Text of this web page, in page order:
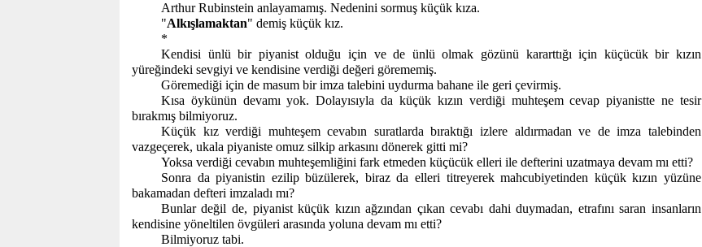
Arthur Rubinstein anlayamamış. Nedenini sormuş küçük kıza.
"Alkışlamaktan" demiş küçük kız.
*
Kendisi ünlü bir piyanist olduğu için ve de ünlü olmak gözünü kararttığı için küçücük bir kızın
yüreğindeki sevgiyi ve kendisine verdiği değeri görememiş.
Göremediği için de masum bir imza talebini uydurma bahane ile geri çevirmiş.
Kısa öykünün devamı yok. Dolayısıyla da küçük kızın verdiği muhteşem cevap piyanistte ne tesir
bırakmış bilmiyoruz.
Küçük kız verdiği muhteşem cevabın suratlarda bıraktığı izlere aldırmadan ve de imza talebinden
vazgeçerek, ukala piyaniste omuz silkip arkasını dönerek gitti mi?
Yoksa verdiği cevabın muhteşemliğini fark etmeden küçücük elleri ile defterini uzatmaya devam mı etti?
Sonra da piyanistin ezilip büzülerek, biraz da elleri titreyerek mahcubiyetinden küçük kızın yüzüne
bakamadan defteri imzaladı mı?
Bunlar değil de, piyanist küçük kızın ağzından çıkan cevabı dahi duymadan, etrafını saran insanların
kendisine yöneltilen övgüleri arasında yoluna devam mı etti?
Bilmiyoruz tabi.